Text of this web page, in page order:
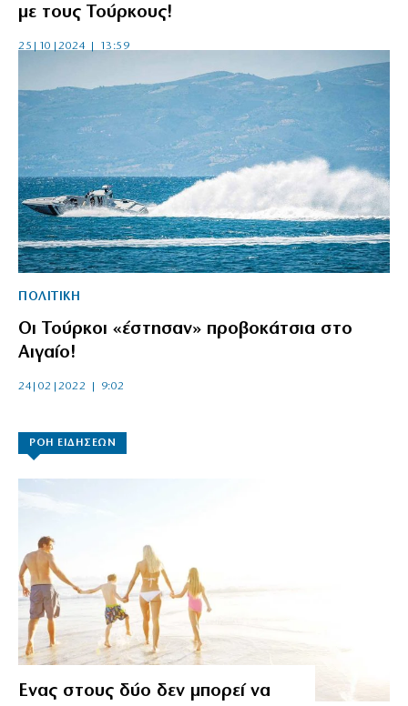
με τους Τούρκους!
25|10|2024 | 13:59
ΠΟΛΙΤΙΚΗ
Οι Τούρκοι «έστησαν» προβοκάτσια στο
Αιγαίο!
24|02|2022 | 9:02
ΡΟΗ ΕΙΔΗΣΕΩΝ
Ενας στους δύο δεν μπορεί να